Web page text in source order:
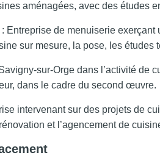
aménagées, avec des études
: Entreprise de menuiserie
sur mesure, la pose, les
sur-Orge dans l’activité de
dans le cadre du second œuvre.
intervenant sur des projets de
et l’agencement de